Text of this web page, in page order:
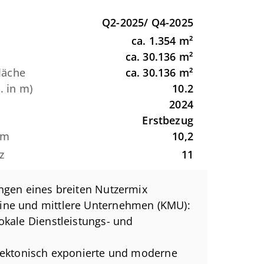
Q2-2025/ Q4-2025
ca. 1.354 m²
ca. 30.136 m²
ca. 30.136 m²
in m)
10.2
2024
Erstbezug
10,2
11
eines breiten Nutzermix
und mittlere Unternehmen (KMU):
Dienstleistungs- und
exponierte und moderne